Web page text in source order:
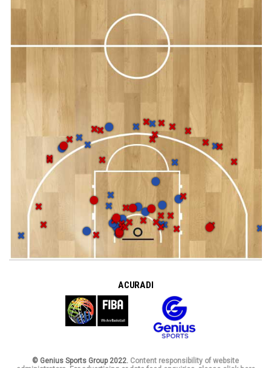
A CURA DI
© Genius Sports Group 2022. Content responsibility of website